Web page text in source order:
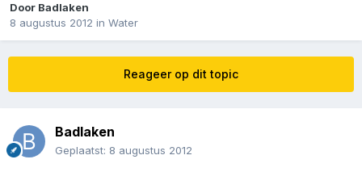
Door Badlaken
8 augustus 2012 in Water
Reageer op dit topic
Badlaken
Geplaatst: 8 augustus 2012